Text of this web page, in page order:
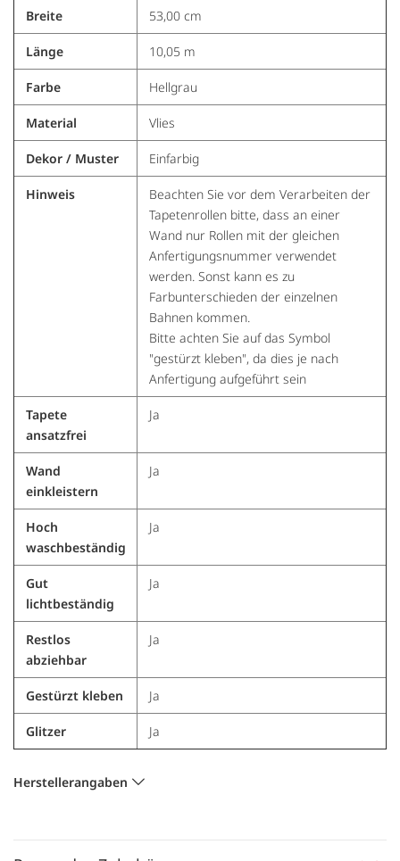
Breite 53,00 cm
Länge 10,05 m
Farbe Hellgrau
Material Vlies
Dekor / Muster Einfarbig
Hinweis
Beachten Sie vor dem Verarbeiten der
Tapetenrollen bitte, dass an einer
Wand nur Rollen mit der gleichen
Anfertigungsnummer verwendet
werden. Sonst kann es zu
Farbunterschieden der einzelnen
Bahnen kommen.
Bitte achten Sie auf das Symbol
"gestürzt kleben", da dies je nach
Anfertigung aufgeführt sein
Tapete
ansatzfrei
Ja
Wand
einkleistern
Ja
Hoch
waschbeständig
Ja
Gut
lichtbeständig
Ja
Restlos
abziehbar
Ja
Gestürzt kleben Ja
Glitzer Ja
Herstellerangaben